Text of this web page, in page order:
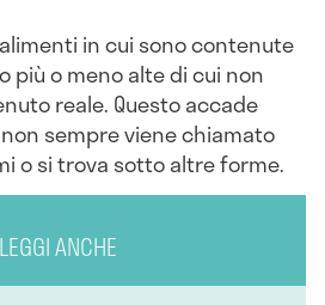
in cui sono contenute
più o meno alte di cui non
reale. Questo accade
non sempre viene chiamato
o si trova sotto altre forme.
LEGGI ANCHE